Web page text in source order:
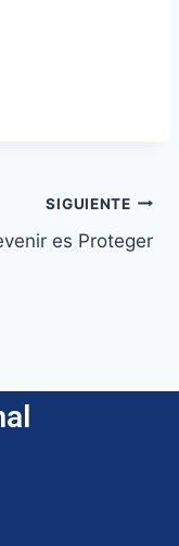
SIGUIENTE
es Proteger